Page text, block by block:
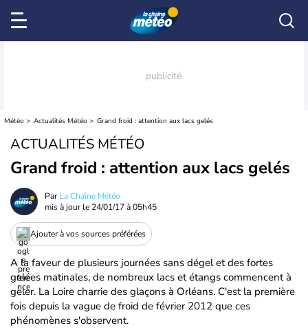
Météo Actualités Météo Grand froid : attention aux lacs gelés
ACTUALITÉS MÉTÉO
Grand froid : attention aux lacs gelés
ParLa Chaîne Météo
mis à jour le 24/01/17 à 05h45
Ajouter à vos sources préférées
A la faveur de plusieurs journées sans dégel et des fortes
gelées matinales, de nombreux lacs et étangs commencent à
geler. La Loire charrie des glaçons à Orléans. C'est la première
fois depuis la vague de froid de février 2012 que ces
phénomènes s'observent.